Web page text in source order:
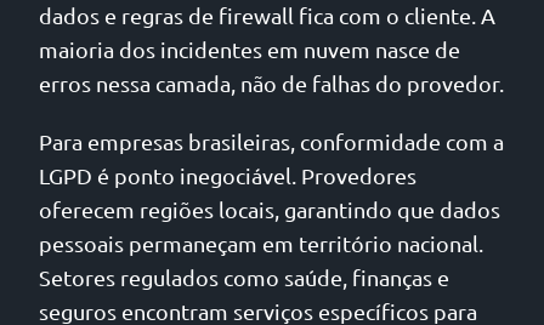
dados e regras de firewall fica com o cliente. A
maioria dos incidentes em nuvem nasce de
erros nessa camada, não de falhas do provedor.
Para empresas brasileiras, conformidade com a
LGPD é ponto inegociável. Provedores
oferecem regiões locais, garantindo que dados
pessoais permaneçam em território nacional.
Setores regulados como saúde, finanças e
seguros encontram serviços específicos para